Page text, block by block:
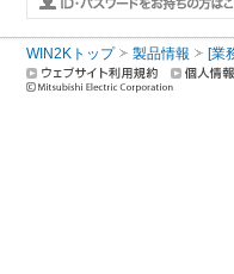
WIN2Kトップ 製品情報 [業